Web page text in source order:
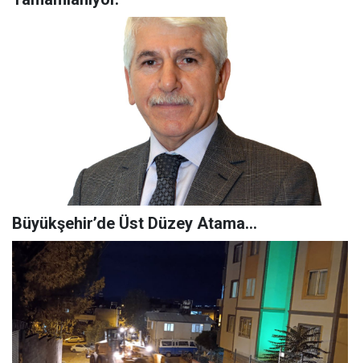
Büyükşehir’de Üst Düzey Atama…